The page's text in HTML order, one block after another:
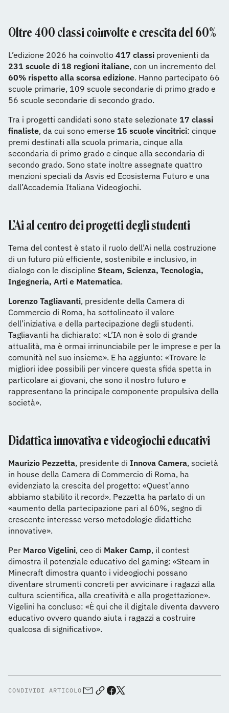
Oltre 400 classi coinvolte e crescita del 60%
L’edizione 2026 ha coinvolto 417 classi provenienti da
231 scuole di 18 regioni italiane, con un incremento del
60% rispetto alla scorsa edizione. Hanno partecipato 66
scuole primarie, 109 scuole secondarie di primo grado e
56 scuole secondarie di secondo grado.
Tra i progetti candidati sono state selezionate 17 classi
finaliste, da cui sono emerse 15 scuole vincitrici: cinque
premi destinati alla scuola primaria, cinque alla
secondaria di primo grado e cinque alla secondaria di
secondo grado. Sono state inoltre assegnate quattro
menzioni speciali da Asvis ed Ecosistema Futuro e una
dall’Accademia Italiana Videogiochi.
L’Ai al centro dei progetti degli studenti
Tema del contest è stato il ruolo dell’Ai nella costruzione
di un futuro più efficiente, sostenibile e inclusivo, in
dialogo con le discipline Steam, Scienza, Tecnologia,
Ingegneria, Arti e Matematica.
Lorenzo Tagliavanti, presidente della Camera di
Commercio di Roma, ha sottolineato il valore
dell’iniziativa e della partecipazione degli studenti.
Tagliavanti ha dichiarato: «L’IA non è solo di grande
attualità, ma è ormai irrinunciabile per le imprese e per la
comunità nel suo insieme». E ha aggiunto: «Trovare le
migliori idee possibili per vincere questa sfida spetta in
particolare ai giovani, che sono il nostro futuro e
rappresentano la principale componente propulsiva della
società».
Didattica innovativa e videogiochi educativi
Maurizio Pezzetta, presidente di Innova Camera, società
in house della Camera di Commercio di Roma, ha
evidenziato la crescita del progetto: «Quest’anno
abbiamo stabilito il record». Pezzetta ha parlato di un
«aumento della partecipazione pari al 60%, segno di
crescente interesse verso metodologie didattiche
innovative».
Per Marco Vigelini, ceo di Maker Camp, il contest
dimostra il potenziale educativo del gaming: «Steam in
Minecraft dimostra quanto i videogiochi possano
diventare strumenti concreti per avvicinare i ragazzi alla
cultura scientifica, alla creatività e alla progettazione».
Vigelini ha concluso: «È qui che il digitale diventa davvero
educativo ovvero quando aiuta i ragazzi a costruire
qualcosa di significativo».
CONDIVIDI ARTICOLO